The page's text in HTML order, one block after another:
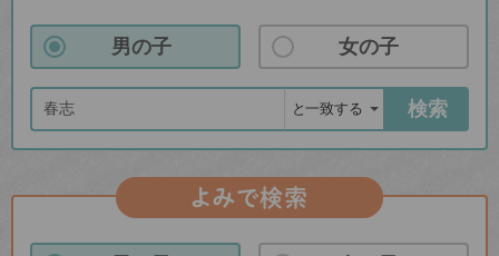
男の子 女の子
検索
よみで検索